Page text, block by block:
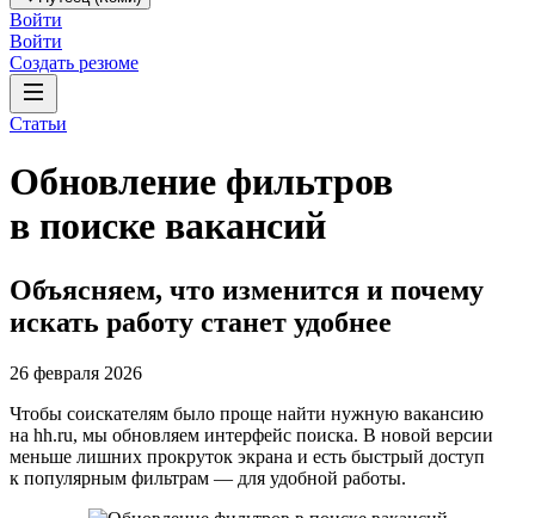
Войти
Войти
Создать резюме
Статьи
Обновление фильтров
в поиске вакансий
Объясняем, что изменится и почему
искать работу станет удобнее
26 февраля 2026
Чтобы соискателям было проще найти нужную вакансию
на hh.ru, мы обновляем интерфейс поиска. В новой версии
меньше лишних прокруток экрана и есть быстрый доступ
к популярным фильтрам — для удобной работы.